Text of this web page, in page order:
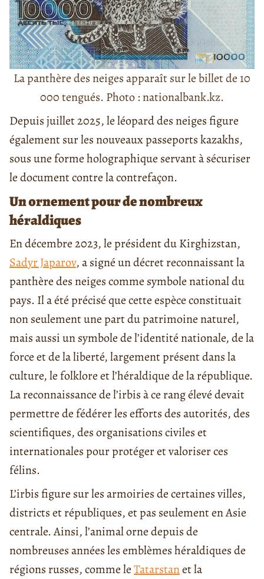
La panthère des neiges apparaît sur le billet de 10
000 tengués. Photo : nationalbank.kz.
Depuis juillet 2025, le léopard des neiges figure
également sur les nouveaux passeports kazakhs,
sous une forme holographique servant à sécuriser
le document contre la contrefaçon.
Un ornement pour de nombreux
héraldiques
En décembre 2023, le président du Kirghizstan,
Sadyr Japarov, a signé un décret reconnaissant la
panthère des neiges comme symbole national du
pays. Il a été précisé que cette espèce constituait
non seulement une part du patrimoine naturel,
mais aussi un symbole de l’identité nationale, de la
force et de la liberté, largement présent dans la
culture, le folklore et l’héraldique de la république.
La reconnaissance de l’irbis à ce rang élevé devait
permettre de fédérer les efforts des autorités, des
scientifiques, des organisations civiles et
internationales pour protéger et valoriser ces
félins.
L’irbis figure sur les armoiries de certaines villes,
districts et républiques, et pas seulement en Asie
centrale. Ainsi, l’animal orne depuis de
nombreuses années les emblèmes héraldiques de
régions russes, comme leTatarstanet la